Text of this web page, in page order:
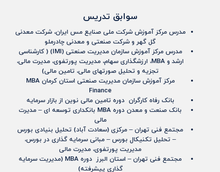
سوابق تدریس
مدرس مرکز آموزش شرکت ملی صنایع مس ایران، شرکت معدنی
گل گهر و شرکت صنعتی و معدنی چادرملو
مدرس مرکز آموزش سازمان مدیریت صنعتی (IMI) ( کارشناسی
ارشد و MBA، ارزشگذاری سهام، مدیریت پورتفوی، مدیرت مالی،
تجزیه و تحلیل صورتهای مالی، تامین مالی)
مرکز آموزش سازمان مدیریت صنعتی استان کرمان MBA
Finance
بانک رفاه کارگران دوره تامین مالی نوین از بازار سرمایه
بانک صنعت و معدن دوره MBA بانکداری توسعه ای – مدیرت
مالی
مجتمع فنی تهران – مرکزی (سعادت آباد) تحلیل بنیادی بورس
– تحلیل تکنیکال بورس – مبانی سرمایه گذاری در بورس،
مدیریت پورتفوی، مدیرت مالی
مجتمع فنی تهران – استان البرز دوره MBA (مدیریت سرمایه
گذاری پیشرفته)